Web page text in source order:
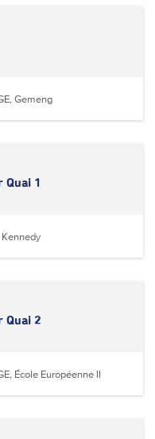
Gemeng
Quai 1
Kennedy
Quai 2
École Européenne II